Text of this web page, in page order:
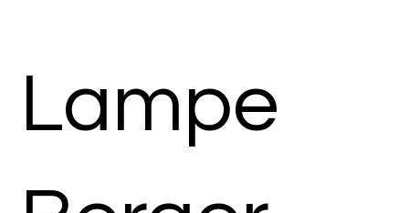
Lampe